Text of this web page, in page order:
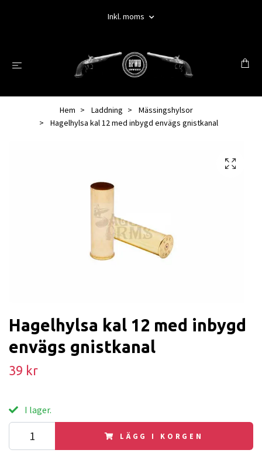
Inkl. moms
Hem Laddning
Mässingshylsor
Hagelhylsa kal 12 med inbygd envägs gnistkanal
Hagelhylsa kal 12 med inbygd
envägs gnistkanal
39 kr
I lager.
LÄGG I KORGEN